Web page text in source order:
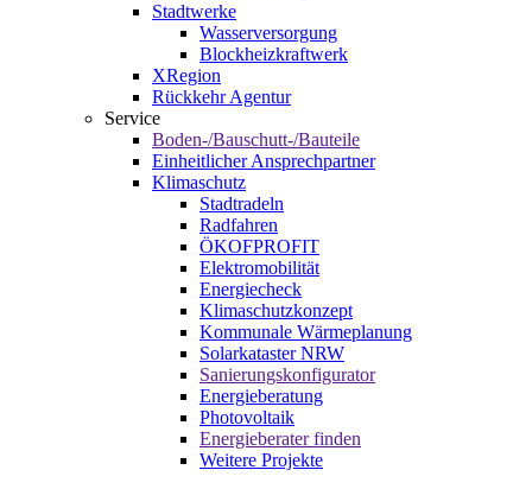
Stadtwerke
Wasserversorgung
Blockheizkraftwerk
XRegion
Rückkehr Agentur
Service
Boden-/Bauschutt-/Bauteile
Einheitlicher Ansprechpartner
Klimaschutz
Stadtradeln
Radfahren
ÖKOFPROFIT
Elektromobilität
Energiecheck
Klimaschutzkonzept
Kommunale Wärmeplanung
Solarkataster NRW
Sanierungskonfigurator
Energieberatung
Photovoltaik
Energieberater finden
Weitere Projekte